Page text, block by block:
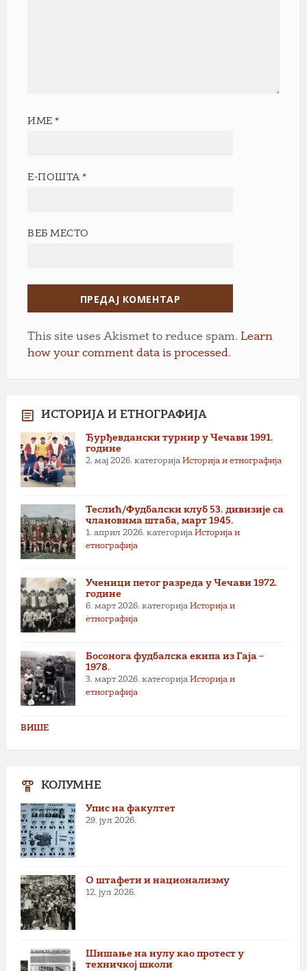
ИМЕ*
Е-ПОШТА*
ВЕБ МЕСТО
This site uses Akismet to reduce spam. Learn
how your comment data is processed.
ИСТОРИЈА И ЕТНОГРАФИЈА
Ђурђевдански турнир у Чечави 1991.
године
2. мај 2026. категорија Историја и етнографија
Теслић/Фудбалски клуб 53. дивизије са
члановима штаба, март 1945.
1. април 2026. категорија Историја и
етнографија
Ученици петог разреда у Чечави 1972.
године
6. март 2026. категорија Историја и
етнографија
Босонога фудбалска екипа из Гаја –
1978.
3. март 2026. категорија Историја и
етнографија
ВИШЕ
КОЛУМНЕ
Упис на факултет
29. јул 2026.
О штафети и национализму
12. јул 2026.
Шишање на нулу као протест у
техничкој школи